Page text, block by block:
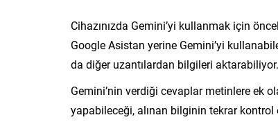
Cihazınızda Gemini’yi kullanmak için
Google Asistan yerine Gemini’yi
da diğer uzantılardan bilgileri aktarabiliyor.
Gemini’nin verdiği cevaplar metinlere ek
yapabileceği, alınan bilginin tekrar